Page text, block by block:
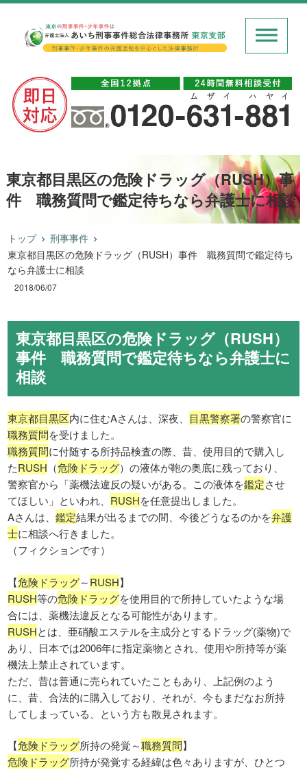
東京都目黒区の危険ドラッグ（RUSH）事
件 職務質問で鑑定待ちなら弁護士に相談
トップ
刑事事件
東京都目黒区の危険ドラッグ（RUSH）事件 職務質問で鑑定待ち
なら弁護士に相談
2018/06/07
東京都目黒区の危険ドラッグ（RUSH）
事件 職務質問で鑑定待ちなら弁護士に
相談
東京都目黒区内に住むAさんは、深夜、 目黒警察署の警察官に
職務質問を受けました。
職務質問に付随する所持品検査の際、昔、使用目的で購入し
たRUSH （危険ドラッグ）の液体が鞄の奥底に残っており、
警察官から「薬機法違反の疑いがある。この液体を鑑定させ
てほしい」といわれ、 RUSHを任意提出しました。
Aさんは、鑑定結果が出るまでの間、今後どうなるのかを弁護
士に相談へ行きました。
（フィクションです）
【危険ドラッグ～RUSH】
RUSH等の危険ドラッグを使用目的で所持していたような場
合には、薬機法違反となる可能性があります。
RUSHとは、亜硝酸エステルを主成分とするドラッグ(薬物)で
あり、日本では2006年に指定薬物とされ、使用や所持等が薬
機法上禁止されています。
ただ、昔は普通に売られていたこともあり、上記例のよう
に、昔、合法的に購入しており、それが、今もまだなお所持
してしまっている、という方も散見されます。
【危険ドラッグ所持の発覚～職務質問】
危険ドラッグ所持が発覚する経緯は色々ありますが、ひとつ